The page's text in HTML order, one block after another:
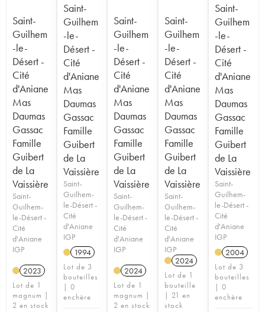
Saint-
Guilhem
-le-
Désert -
Cité
d'Aniane
Mas
Daumas
Gassac
Famille
Guibert
de La
Vaissière
Saint-
Guilhem-
le-Désert -
Cité
d'Aniane
IGP
2023
Lot de 1
magnum |
2 en stock
Saint-
Guilhem
-le-
Désert -
Cité
d'Aniane
Mas
Daumas
Gassac
Famille
Guibert
de La
Vaissière
Saint-
Guilhem-
le-Désert -
Cité
d'Aniane
IGP
1994
Lot de 3
bouteilles
| 0
enchère
Saint-
Guilhem
-le-
Désert -
Cité
d'Aniane
Mas
Daumas
Gassac
Famille
Guibert
de La
Vaissière
Saint-
Guilhem-
le-Désert -
Cité
d'Aniane
IGP
2024
Lot de 1
magnum |
2 en stock
Saint-
Guilhem
-le-
Désert -
Cité
d'Aniane
Mas
Daumas
Gassac
Famille
Guibert
de La
Vaissière
Saint-
Guilhem-
le-Désert -
Cité
d'Aniane
IGP
2024
Lot de 1
bouteille
| 21 en
stock
Saint-
Guilhem
-le-
Désert -
Cité
d'Aniane
Mas
Daumas
Gassac
Famille
Guibert
de La
Vaissière
Saint-
Guilhem-
le-Désert -
Cité
d'Aniane
IGP
2004
Lot de 3
bouteilles
| 0
enchère